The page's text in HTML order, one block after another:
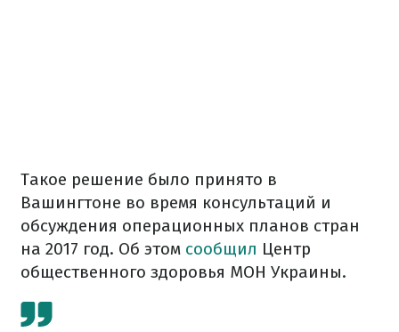
Такое решение было принято в
Вашингтоне во время консультаций и
обсуждения операционных планов стран
на 2017 год. Об этом сообщил Центр
общественного здоровья МОН Украины.